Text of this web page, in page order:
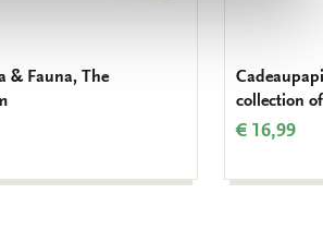
& Fauna, The
collection
€ 16,99